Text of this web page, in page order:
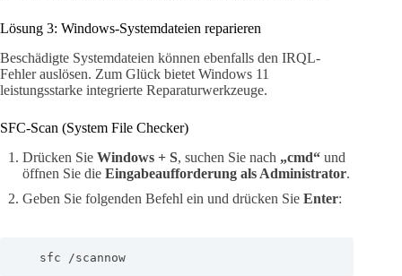
Lösung 3: Windows-Systemdateien reparieren
Beschädigte Systemdateien können ebenfalls den IRQL-
Fehler auslösen. Zum Glück bietet Windows 11
leistungsstarke integrierte Reparaturwerkzeuge.
SFC-Scan (System File Checker)
Drücken Sie Windows + S, suchen Sie nach „cmd“ und
öffnen Sie die Eingabeaufforderung als Administrator.
Geben Sie folgenden Befehl ein und drücken Sie Enter:
   sfc /scannow